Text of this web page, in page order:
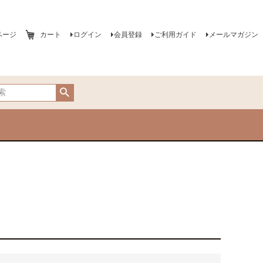
ージ カート ログイン 会員登録 ご利用ガイド メールマガジン